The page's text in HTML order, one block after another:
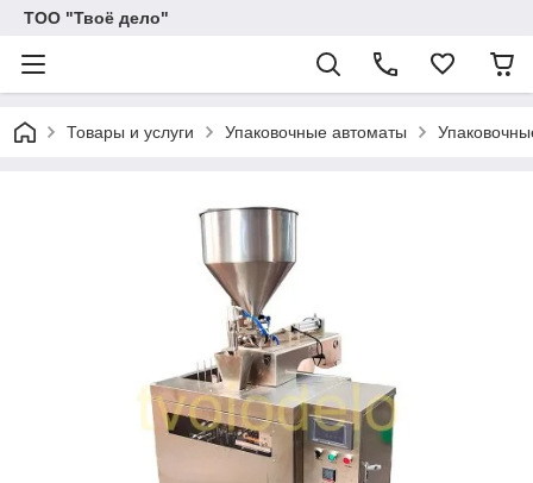
ТОО "Твоё дело"
Товары и услуги Упаковочные автоматы